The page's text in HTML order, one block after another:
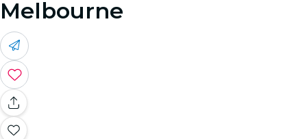
Melbourne